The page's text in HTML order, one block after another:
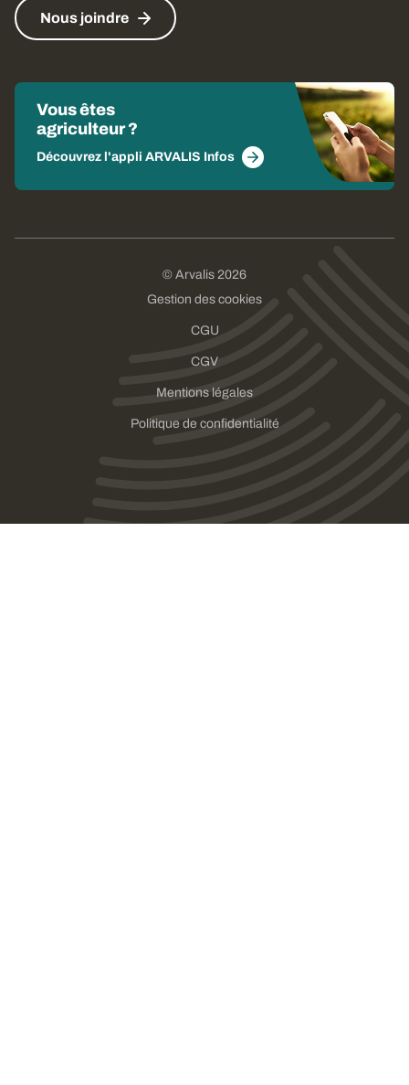
Nous joindre
Vous êtes
agriculteur ?
Découvrez l'appli ARVALIS Infos
© Arvalis 2026
Gestion des cookies
CGU
CGV
Mentions légales
Politique de confidentialité